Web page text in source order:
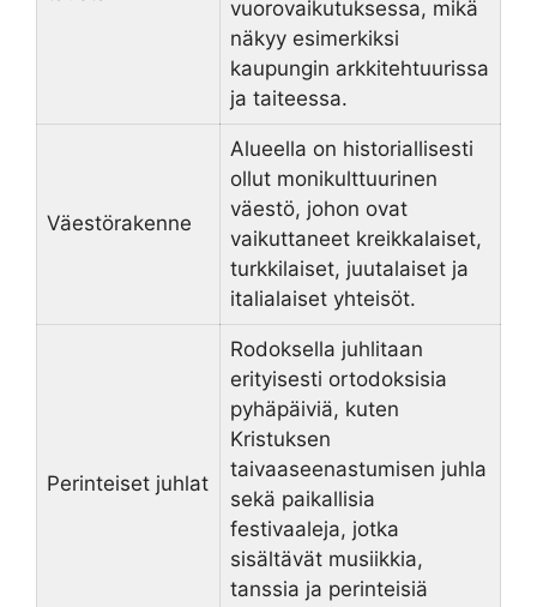
vuorovaikutuksessa, mikä
näkyy esimerkiksi
kaupungin arkkitehtuurissa
ja taiteessa.
Väestörakenne
Alueella on historiallisesti
ollut monikulttuurinen
väestö, johon ovat
vaikuttaneet kreikkalaiset,
turkkilaiset, juutalaiset ja
italialaiset yhteisöt.
Perinteiset juhlat
Rodoksella juhlitaan
erityisesti ortodoksisia
pyhäpäiviä, kuten
Kristuksen
taivaaseenastumisen juhla
sekä paikallisia
festivaaleja, jotka
sisältävät musiikkia,
tanssia ja perinteisiä